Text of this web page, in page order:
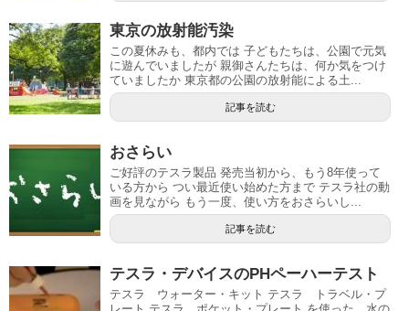
東京の放射能汚染
この夏休みも、都内では 子どもたちは、公園で元気
に遊んでいましたが 親御さんたちは、何か気をつけ
ていましたか 東京都の公園の放射能による土...
記事を読む
おさらい
ご好評のテスラ製品 発売当初から、もう8年使って
いる方から つい最近使い始めた方まで テスラ社の動
画を見ながら もう一度、使い方をおさらいし...
記事を読む
テスラ・デバイスのPHペーハーテスト
テスラ ウォーター・キット テスラ トラベル・プ